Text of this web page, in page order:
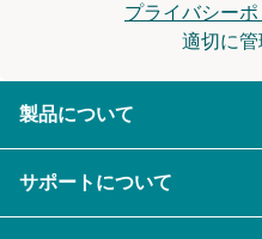
プライバシー
適切に管
製品について
サポートについて